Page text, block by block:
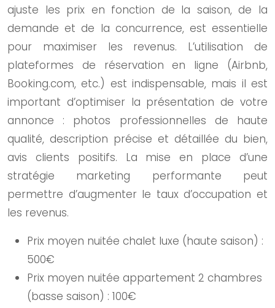
ajuste les prix en fonction de la saison, de la
demande et de la concurrence, est essentielle
pour maximiser les revenus. L’utilisation de
plateformes de réservation en ligne (Airbnb,
Booking.com, etc.) est indispensable, mais il est
important d’optimiser la présentation de votre
annonce : photos professionnelles de haute
qualité, description précise et détaillée du bien,
avis clients positifs. La mise en place d’une
stratégie marketing performante peut
permettre d’augmenter le taux d’occupation et
les revenus.
Prix moyen nuitée chalet luxe (haute saison) :
500€
Prix moyen nuitée appartement 2 chambres
(basse saison) : 100€